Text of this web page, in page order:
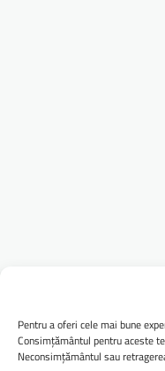
Pentru a oferi cele mai bune
Consimțământul pentru aceste
Neconsimțământul sau